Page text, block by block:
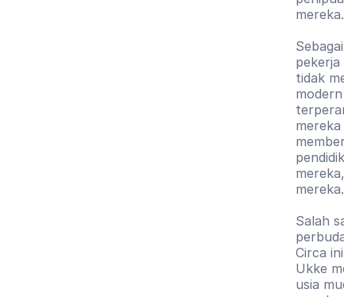
mereka.
tidak
mereka.
Salah
Circa
Ukke
usia